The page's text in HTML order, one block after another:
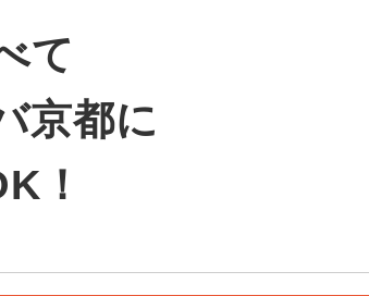
て
京都に
！